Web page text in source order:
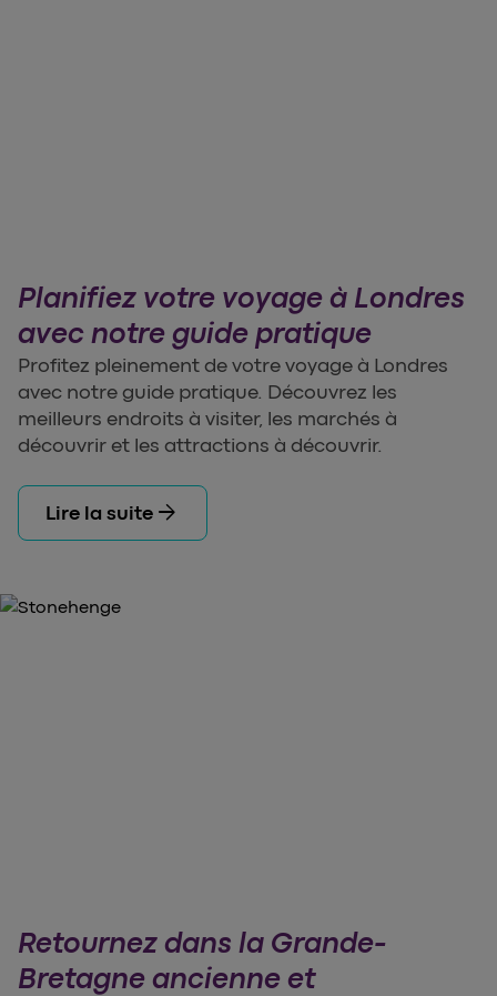
Planifiez votre voyage à Londres
avec notre guide pratique
Profitez pleinement de votre voyage à Londres
avec notre guide pratique. Découvrez les
meilleurs endroits à visiter, les marchés à
découvrir et les attractions à découvrir.
Lire la suite arrow_forward
Retournez dans la Grande-
Bretagne ancienne et